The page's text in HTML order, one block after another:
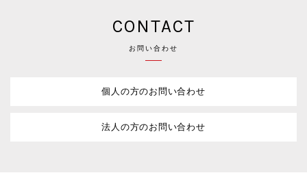
CONTACT
お問い合わせ
個人の方のお問い合わせ
法人の方のお問い合わせ